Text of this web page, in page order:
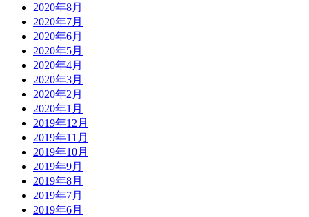
2020年8月
2020年7月
2020年6月
2020年5月
2020年4月
2020年3月
2020年2月
2020年1月
2019年12月
2019年11月
2019年10月
2019年9月
2019年8月
2019年7月
2019年6月